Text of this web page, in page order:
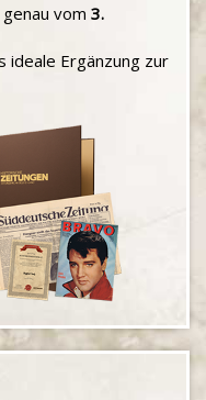
vom 3.
Ergänzung zur